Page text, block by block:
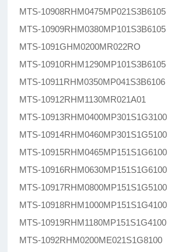
MTS-10908RHM0475MP021S3B6105
MTS-10909RHM0380MP101S3B6105
MTS-1091GHM0200MR022RO
MTS-10910RHM1290MP101S3B6105
MTS-10911RHM0350MP041S3B6106
MTS-10912RHM1130MR021A01
MTS-10913RHM0400MP301S1G3100
MTS-10914RHM0460MP301S1G5100
MTS-10915RHM0465MP151S1G6100
MTS-10916RHM0630MP151S1G6100
MTS-10917RHM0800MP151S1G5100
MTS-10918RHM1000MP151S1G4100
MTS-10919RHM1180MP151S1G4100
MTS-1092RHM0200ME021S1G8100